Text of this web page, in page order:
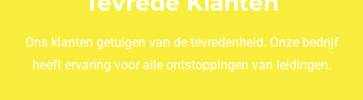
Ons klanten getuigen van de tevredenheid. Onze bedrijf
heeft ervaring voor alle ontstoppingen van leidingen.